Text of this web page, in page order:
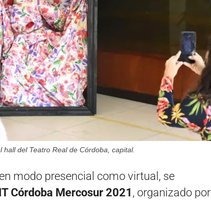
del Teatro Real de Córdoba, capital.
modo presencial como virtual, se
Córdoba Mercosur 2021, organizado por